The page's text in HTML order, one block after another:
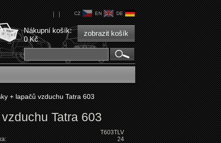
CZ EN DE
||
Nákupní košík:
0 Kč
zobrazit košík
+ lapačů vzduchu Tatra 603
Tatra 603
T603TLV
24